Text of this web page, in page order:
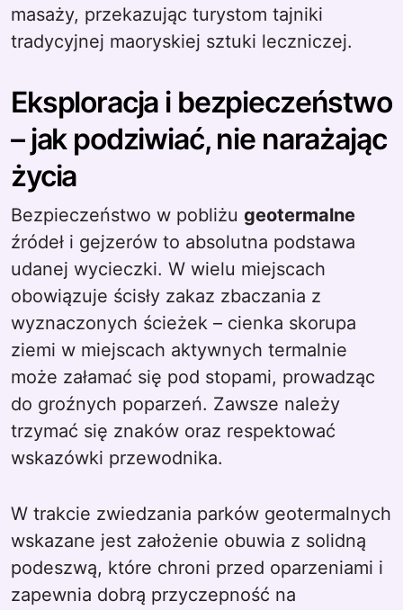
masaży, przekazując turystom tajniki
tradycyjnej maoryskiej sztuki leczniczej.
Eksploracja i bezpieczeństwo
– jak podziwiać, nie narażając
życia
Bezpieczeństwo w pobliżu geotermalne
źródeł i gejzerów to absolutna podstawa
udanej wycieczki. W wielu miejscach
obowiązuje ścisły zakaz zbaczania z
wyznaczonych ścieżek – cienka skorupa
ziemi w miejscach aktywnych termalnie
może załamać się pod stopami, prowadząc
do groźnych poparzeń. Zawsze należy
trzymać się znaków oraz respektować
wskazówki przewodnika.
W trakcie zwiedzania parków geotermalnych
wskazane jest założenie obuwia z solidną
podeszwą, które chroni przed oparzeniami i
zapewnia dobrą przyczepność na